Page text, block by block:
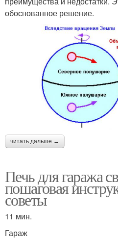
обоснованное решение.
читать дальше →
Печь для гаража
пошаговая
советы
11 мин.
Гараж